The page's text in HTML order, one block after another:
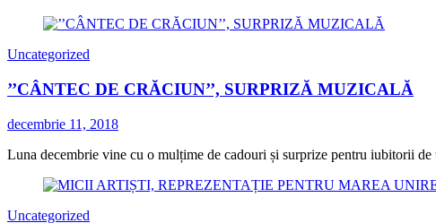
Uncategorized
’’CÂNTEC DE CRĂCIUN’’, SURPRIZĂ MUZICALĂ
decembrie 11, 2018
Luna decembrie vine cu o mulțime de cadouri și surprize pentru iubitorii
Uncategorized